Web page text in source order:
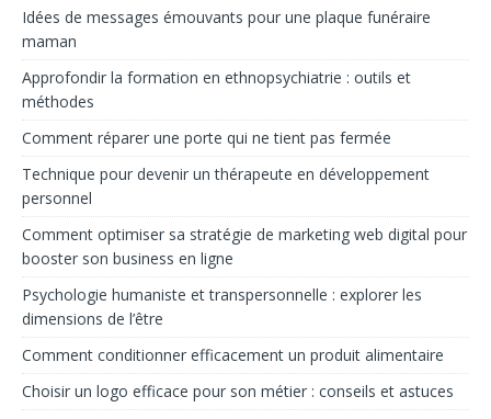
Idées de messages émouvants pour une plaque funéraire
maman
Approfondir la formation en ethnopsychiatrie : outils et
méthodes
Comment réparer une porte qui ne tient pas fermée
Technique pour devenir un thérapeute en développement
personnel
Comment optimiser sa stratégie de marketing web digital pour
booster son business en ligne
Psychologie humaniste et transpersonnelle : explorer les
dimensions de l’être
Comment conditionner efficacement un produit alimentaire
Choisir un logo efficace pour son métier : conseils et astuces